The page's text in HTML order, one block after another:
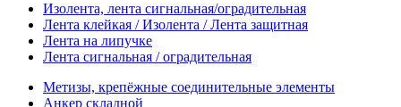
Изолента, лента сигнальная/оградительная
Лента клейкая / Изолента / Лента защитная
Лента на липучке
Лента сигнальная / оградительная
Метизы, крепёжные соединительные элементы
Анкер складной